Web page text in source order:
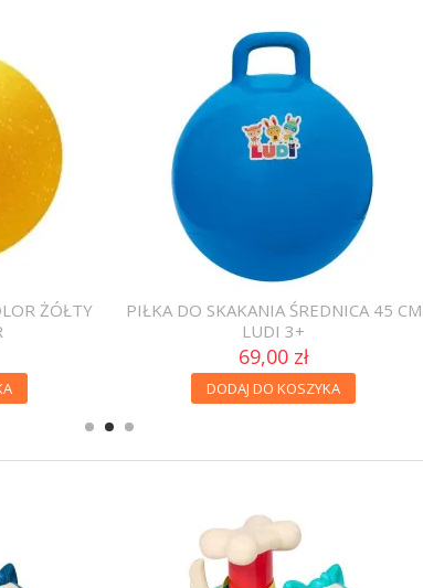
ŻÓŁTY
PIŁKA DO SKAKANIA ŚREDNICA 45 CM
LUDI 3+
69,00 zł
DODAJ DO KOSZYKA